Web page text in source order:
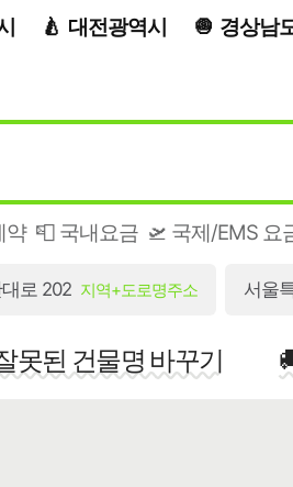
대전광역시 경상남
약 📮 국내요금 🛫 국제/EMS 요
로 202 지역+도로명주소 서울
못된 건물명 바꾸기